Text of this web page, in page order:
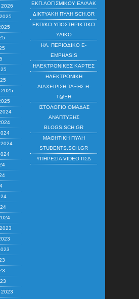
ΕΚΠ.ΛΟΓΙΣΜΙΚΟΎ ΕΛ/ΛΑΚ
ΔΙΚΤΥΑΚΉ ΠΎΛΗ SCH.GR
ΕΚΠ/ΚΌ ΥΠΟΣΤΗΡΙΚΤΙΚΌ
ΥΛΙΚΌ
ΗΛ. ΠΕΡΙΟΔΙΚΌ E-
EMPHASIS
ΗΛΕΚΤΡΟΝΙΚΈΣ ΚΆΡΤΕΣ
ΗΛΕΚΤΡΟΝΙΚΉ
ΔΙΑΧΕΊΡΙΣΗ ΤΆΞΗΣ Η-
Τ@ΞΗ
ΙΣΤΟΛΌΓΙΟ ΟΜΆΔΑΣ
ΑΝΆΠΤΥΞΗΣ
BLOGS.SCH.GR
ΜΑΘΗΤΙΚΉ ΠΎΛΗ
STUDENTS.SCH.GR
ΥΠΗΡΕΣΊΑ VIDEO ΠΣΔ